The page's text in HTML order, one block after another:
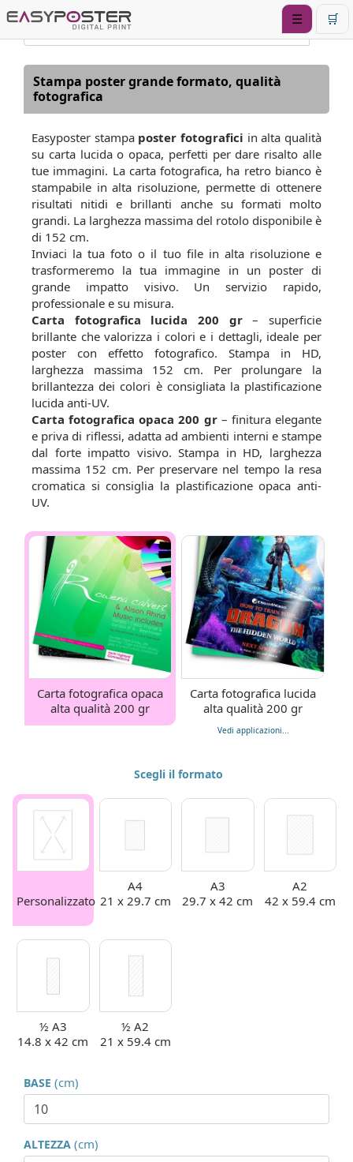
☰ 🛒
Stampa poster grande formato, qualità
fotografica
Easyposter stampa poster fotografici in alta qualità
su carta lucida o opaca, perfetti per dare risalto alle
tue immagini. La carta fotografica, ha retro bianco è
stampabile in alta risoluzione, permette di ottenere
risultati nitidi e brillanti anche su formati molto
grandi. La larghezza massima del rotolo disponibile è
di 152 cm.
Inviaci la tua foto o il tuo file in alta risoluzione e
trasformeremo la tua immagine in un poster di
grande impatto visivo. Un servizio rapido,
professionale e su misura.
Carta fotografica lucida 200 gr– superficie
brillante che valorizza i colori e i dettagli, ideale per
poster con effetto fotografico. Stampa in HD,
larghezza massima 152 cm. Per prolungare la
brillantezza dei colori è consigliata la plastificazione
lucida anti-UV.
Carta fotografica opaca 200 gr– finitura elegante
e priva di riflessi, adatta ad ambienti interni e stampe
dal forte impatto visivo. Stampa in HD, larghezza
massima 152 cm. Per preservare nel tempo la resa
cromatica si consiglia la plastificazione opaca anti-
UV.
Carta fotografica opaca
alta qualità 200 gr
Carta fotografica lucida
alta qualità 200 gr
Vedi applicazioni...
Scegli il formato
Personalizzato
A4
21 x 29.7 cm
A3
29.7 x 42 cm
A2
42 x 59.4 cm
½ A3
14.8 x 42 cm
½ A2
21 x 59.4 cm
BASE (cm)
ALTEZZA (cm)